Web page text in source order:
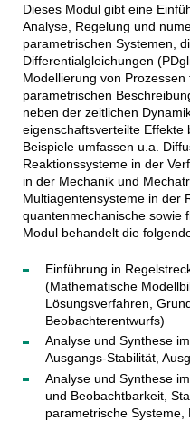
Dieses Modul gibt eine
Analyse, Regelung und
parametrischen Systemen,
Differentialgleichungen
Modellierung von
parametrischen
neben der zeitlichen
eigenschaftsverteilte Effekte
Beispiele umfassen u.a.
Reaktionssysteme in der
in der Mechanik und
Multiagentensysteme in der
quantenmechanische sowie
Modul behandelt die
Einführung in
(Mathematische
Lösungsverfahren,
Beobachterentwurfs)
Analyse und Synthese
Ausgangs-Stabilität,
Analyse und Synthese
und Beobachtbarkeit,
parametrische